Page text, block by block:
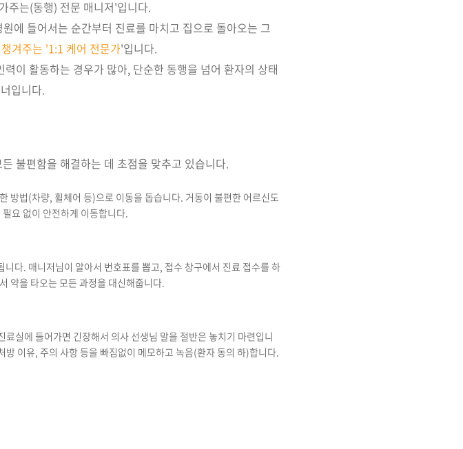
주는(동행) 전문 매니저'입니다.
에 들어서는 순간부터 진료를 마치고 집으로 돌아오는 그
겨주는 '1:1 케어 전문가'입니다.
이 활동하는 경우가 많아, 단순한 동행을 넘어 환자의 상태
입니다.
불편함을 해결하는 데 초점을 맞추고 있습니다.
방법(차량, 휠체어 등)으로 이동을 돕습니다. 거동이 불편한 어르신도
요 없이 안전하게 이동합니다.
다. 매니저님이 알아서 번호표를 뽑고, 접수 창구에서 진료 접수를 하
약을 타오는 모든 과정을 대신해줍니다.
료실에 들어가면 긴장해서 의사 선생님 말을 절반은 놓치기 마련입니
이유, 주의 사항 등을 빠짐없이 메모하고 녹음(환자 동의 하)합니다.